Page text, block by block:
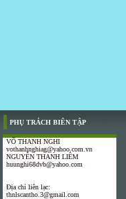
PHỤ TRÁCH BIÊN TẬP
VÕ THANH NGHI
vothanhnghiag@yahoo.com.vn
NGUYỄN THANH LIÊM
huunghi68dvb@yahoo.com
Địa chỉ liên lạc:
thnlscantho.3@gmail.com